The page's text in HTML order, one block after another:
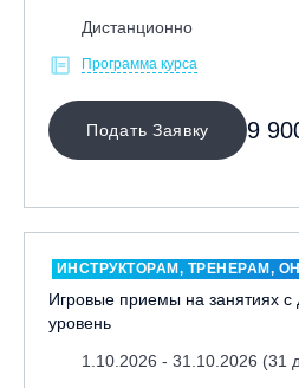
МЕСТО ПРОВЕДЕНИЯ
Дистанционно
Программа курса
Подать Заявку 9
ИНСТРУКТОРАМ, ТРЕНЕРАМ,
Игровые приемы на занятиях с
уровень
1.10.2026 - 31.10.2026 (31